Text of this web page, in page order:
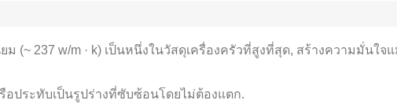
(~ 237 w/m · k) เป็นหนึ่งในวัสดุเครื่องครัวที่สูงที่สุด, สร้างความมั่นใ
อประทับเป็นรูปร่างที่ซับซ้อนโดยไม่ต้องแตก.